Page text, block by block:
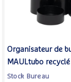
Organisateur de
MAULtubo
Stock Bureau